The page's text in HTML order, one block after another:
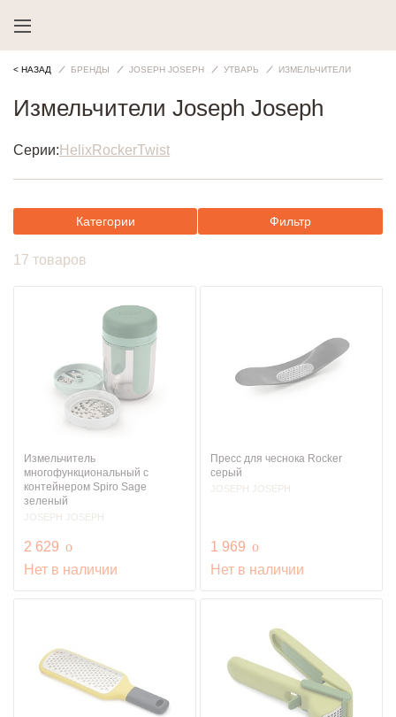
< НАЗАД БРЕНДЫ JOSEPH JOSEPH УТВАРЬ ИЗМЕЛЬЧИТЕЛИ
Измельчители Joseph Joseph
Серии: Helix RockerTwist
Категории Фильтр
17 товаров
Измельчитель
многофункциональный с
контейнером Spiro Sage
зеленый
JOSEPH JOSEPH
2 629 руб.
o
Нет в наличии
Пресс для чеснока Rocker
серый
JOSEPH JOSEPH
1 969 руб.
o
Нет в наличии